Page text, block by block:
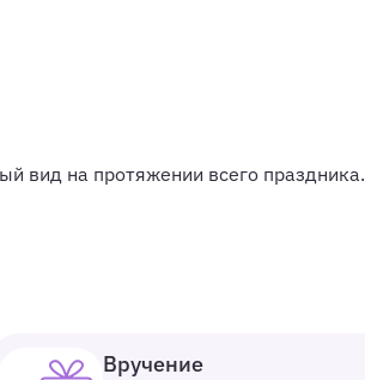
вид на протяжении всего праздника.
Вручение